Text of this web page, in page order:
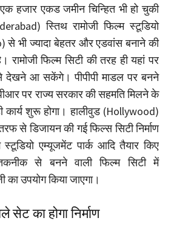
हजार एकड जमीन चिन्हित भी हो चुकी
स्तिथ रामोजी फिल्म स्टूडियो
भी ज्यादा बेहतर और एडवांस बनाने की
रामोजी फिल्म सिटी की तरह ही यहां पर
देखने आ सकेंगे। पीपीपी माडल पर बनने
पर राज्य सरकार की सहमति मिलने के
शुरू होगा। हालीवुड (Hollywood)
से डिजायन की गई फिल्स सिटी निर्माण
एम्यूजमेंट पार्क आदि तैयार किए
से बनने वाली फिल्म सिटी में
का उपयोग किया जाएगा।
सेट का होगा निर्माण